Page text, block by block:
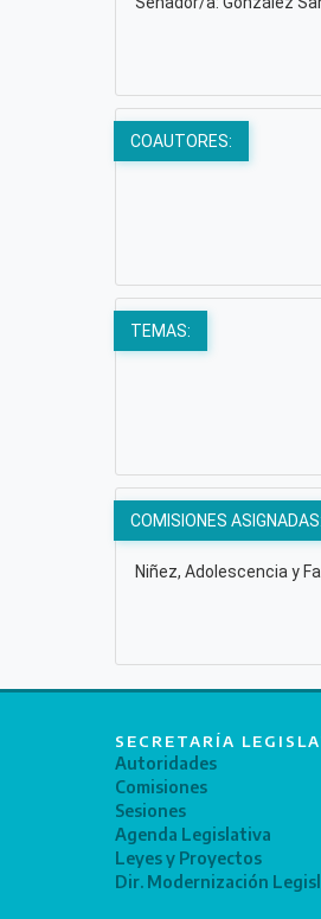
COAUTORES:
TEMAS:
COMISIONES ASIGNADAS:
Niñez, Adolescencia y
SECRETARÍA
Autoridades
Comisiones
Sesiones
Agenda Legislativa
Leyes y Proyectos
Dir. Modernización